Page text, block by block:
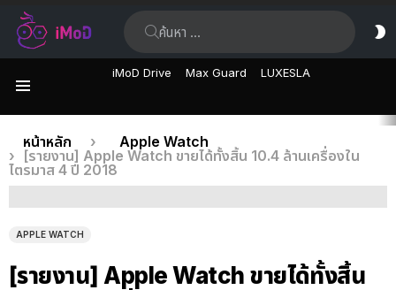
iMoD Drive Max Guard LUXESLA
เรื่อง
ล่าสุด
คุณอยู่ที่นี่:
หน้าหลัก
Apple Watch
[รายงาน] Apple Watch ขายได้ทั้งสิ้น 10.4 ล้านเครื่องใน
ไตรมาส 4 ปี 2018
APPLE WATCH
[รายงาน] Apple Watch ขายได้ทั้งสิ้น